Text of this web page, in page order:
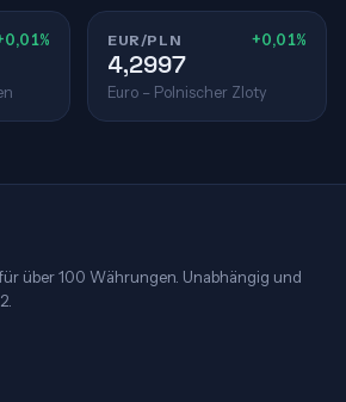
EUR/PLN +0,01%
4,2997
Euro – Polnischer Zloty
über 100 Währungen. Unabhängig und